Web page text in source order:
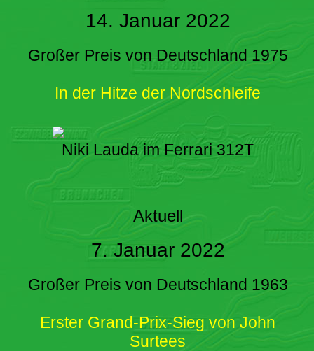
14. Januar 2022
Großer Preis von Deutschland 1975
In der Hitze der Nordschleife
Niki Lauda im Ferrari 312T
Aktuell
7. Januar 2022
Großer Preis von Deutschland 1963
Erster Grand-Prix-Sieg von John
Surtees